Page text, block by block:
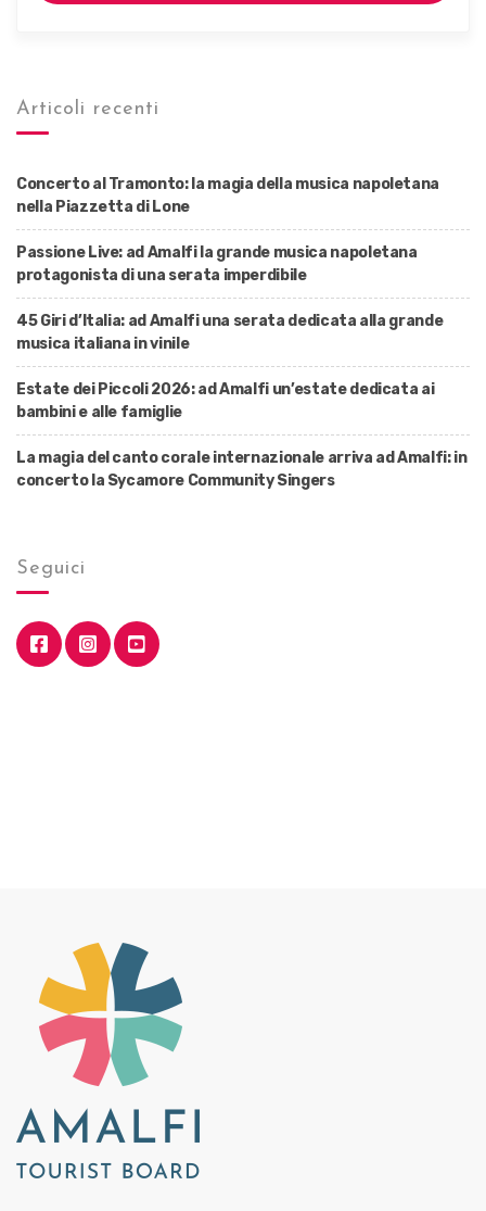
Articoli recenti
Concerto al Tramonto: la magia della musica napoletana
nella Piazzetta di Lone
Passione Live: ad Amalfi la grande musica napoletana
protagonista di una serata imperdibile
45 Giri d’Italia: ad Amalfi una serata dedicata alla grande
musica italiana in vinile
Estate dei Piccoli 2026: ad Amalfi un’estate dedicata ai
bambini e alle famiglie
La magia del canto corale internazionale arriva ad Amalfi: in
concerto la Sycamore Community Singers
Seguici